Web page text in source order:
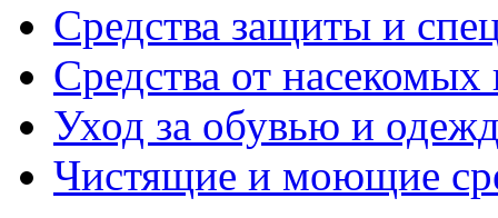
Средства защиты и
Средства от
Уход за обувью и
Чистящие и моющие